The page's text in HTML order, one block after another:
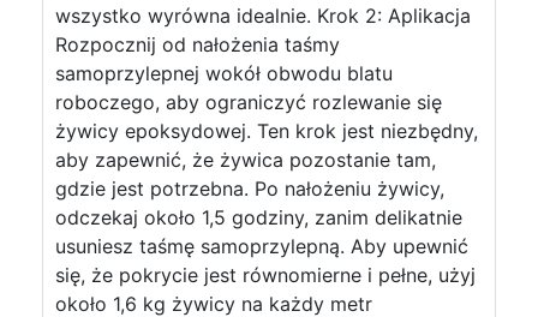
wszystko wyrówna idealnie. Krok 2: Aplikacja
Rozpocznij od nałożenia taśmy
samoprzylepnej wokół obwodu blatu
roboczego, aby ograniczyć rozlewanie się
żywicy epoksydowej. Ten krok jest niezbędny,
aby zapewnić, że żywica pozostanie tam,
gdzie jest potrzebna. Po nałożeniu żywicy,
odczekaj około 1,5 godziny, zanim delikatnie
usuniesz taśmę samoprzylepną. Aby upewnić
się, że pokrycie jest równomierne i pełne, użyj
około 1,6 kg żywicy na każdy metr